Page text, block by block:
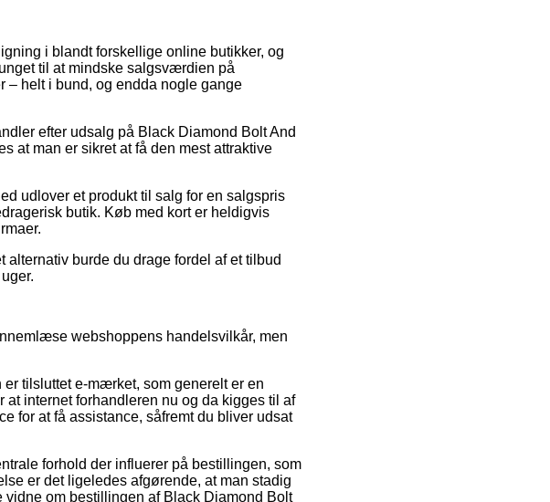
i blandt forskellige online butikker, og
til at mindske salgsværdien på
– helt i bund, og endda nogle gange
efter udsalg på Black Diamond Bolt And
at man er sikret at få den mest attraktive
udlover et produkt til salg for en salgspris
butik. Køb med kort er heldigvis
burde du drage fordel af et tilbud
webshoppens handelsvilkår, men
tilsluttet e-mærket, som generelt er en
internet forhandleren nu og da kigges til af
for at få assistance, såfremt du bliver udsat
forhold der influerer på bestillingen, som
er det ligeledes afgørende, at man stadig
om bestillingen af Black Diamond Bolt